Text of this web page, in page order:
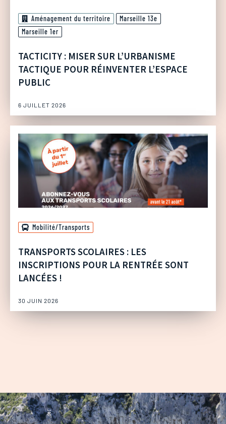
Aménagement du territoire
Marseille 13e
Marseille 1er
TACTICITY : MISER SUR L’URBANISME
TACTIQUE POUR RÉINVENTER L’ESPACE
PUBLIC
6 JUILLET 2026
Mobilité/Transports
TRANSPORTS SCOLAIRES : LES
INSCRIPTIONS POUR LA RENTRÉE SONT
LANCÉES !
30 JUIN 2026